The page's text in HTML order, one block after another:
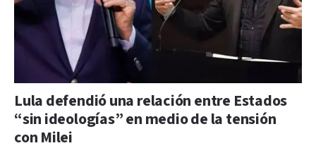
Lula defendió una relación entre Estados
“sin ideologías” en medio de la tensión
con Milei